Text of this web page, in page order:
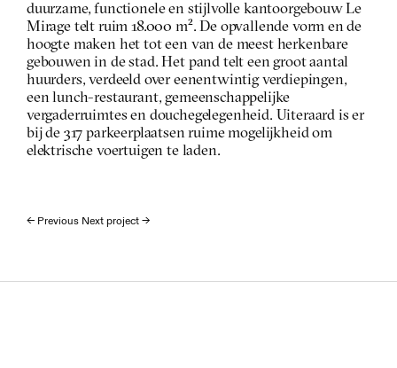
duurzame, functionele en stijlvolle kantoorgebouw Le
Mirage telt ruim 18.000 m². De opvallende vorm en de
hoogte maken het tot een van de meest herkenbare
gebouwen in de stad. Het pand telt een groot aantal
huurders, verdeeld over eenentwintig verdiepingen,
een lunch-restaurant, gemeenschappelijke
vergaderruimtes en douchegelegenheid. Uiteraard is er
bij de 317 parkeerplaatsen ruime mogelijkheid om
elektrische voertuigen te laden.
← Previous Next project →